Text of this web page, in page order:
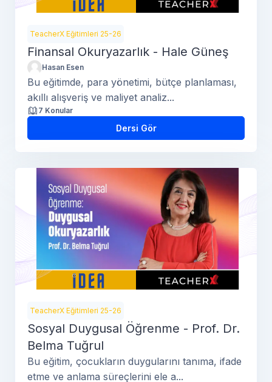
TeacherX Eğitimleri 25-26
Finansal Okuryazarlık - Hale Güneş
Hasan Esen
Bu eğitimde, para yönetimi, bütçe planlaması,
akıllı alışveriş ve maliyet analiz...
7 Konular
Dersi Gör
TeacherX Eğitimleri 25-26
Sosyal Duygusal Öğrenme - Prof. Dr.
Belma Tuğrul
Bu eğitim, çocukların duygularını tanıma, ifade
etme ve anlama süreçlerini ele a...